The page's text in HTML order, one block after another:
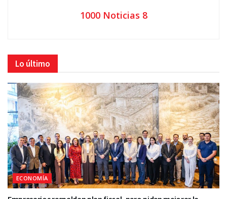
1000 Noticias 8
Lo último
ECONOMÍA